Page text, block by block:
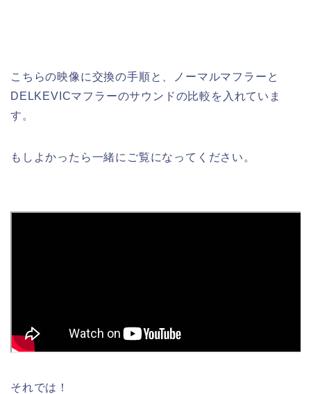
こちらの映像に交換の手順と、ノーマルマフラーと
DELKEVICマフラーのサウンドの比較を入れていま
す。
もしよかったら一緒にご覧になってください。
それでは！